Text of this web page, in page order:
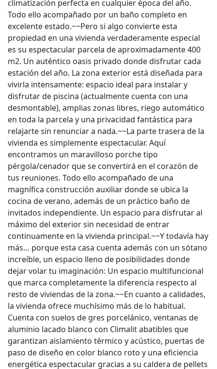
climatización perfecta en cualquier época del año.
Todo ello acompañado por un baño completo en
excelente estado.~~Pero si algo convierte esta
propiedad en una vivienda verdaderamente especial
es su espectacular parcela de aproximadamente 400
m2. Un auténtico oasis privado donde disfrutar cada
estación del año. La zona exterior está diseñada para
vivirla intensamente: espacio ideal para instalar y
disfrutar de piscina (actualmente cuenta con una
desmontable), amplias zonas libres, riego automático
en toda la parcela y una privacidad fantástica para
relajarte sin renunciar a nada.~~La parte trasera de la
vivienda es simplemente espectacular. Aquí
encontramos un maravilloso porche tipo
pérgola/cenador que se convertirá en el corazón de
tus reuniones. Todo ello acompañado de una
magnífica construcción auxiliar donde se ubica la
cocina de verano, además de un práctico baño de
invitados independiente. Un espacio para disfrutar al
máximo del exterior sin necesidad de entrar
continuamente en la vivienda principal.~~Y todavía hay
más… porque esta casa cuenta además con un sótano
increíble, un espacio lleno de posibilidades donde
dejar volar tu imaginación: Un espacio multifuncional
que marca completamente la diferencia respecto al
resto de viviendas de la zona.~~En cuanto a calidades,
la vivienda ofrece muchísimo más de lo habitual.
Cuenta con suelos de gres porcelánico, ventanas de
aluminio lacado blanco con Climalit abatibles que
garantizan aislamiento térmico y acústico, puertas de
paso de diseño en color blanco roto y una eficiencia
energética espectacular gracias a su caldera de pellets